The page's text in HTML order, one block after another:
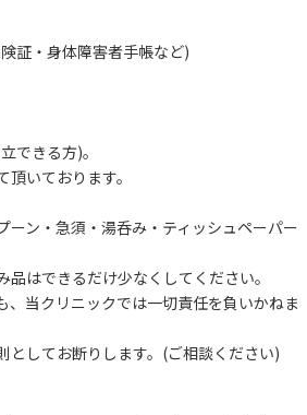
証・身体障害者手帳など)
できる方)。
いております。
ン・急須・湯呑み・ティッシュペーパー
はできるだけ少なくしてください。
当クリニックでは一切責任を負いかねま
してお断りします。(ご相談ください)